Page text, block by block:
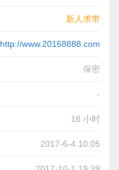
新人求带
http://www.20168888.com
保密
-
18 小时
2017-6-4 10:05